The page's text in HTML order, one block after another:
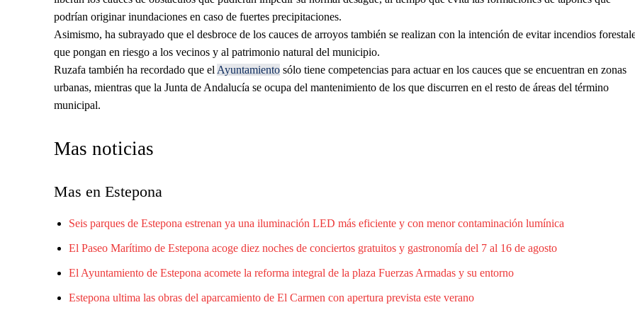
podrían originar inundaciones en caso de fuertes precipitaciones.
Asimismo, ha subrayado que el desbroce de los cauces de arroyos también se realizan con la intención de evitar incendios
que pongan en riesgo a los vecinos y al patrimonio natural del municipio.
Ruzafa también ha recordado que el Ayuntamiento sólo tiene competencias para actuar en los cauces que se encuentran en zonas
urbanas, mientras que la Junta de Andalucía se ocupa del mantenimiento de los que discurren en el resto de áreas del término
municipal.
Mas noticias
Mas en Estepona
Seis parques de Estepona estrenan ya una iluminación LED más eficiente y con menor contaminación lumínica
El Paseo Marítimo de Estepona acoge diez noches de conciertos gratuitos y gastronomía del 7 al 16 de agosto
El Ayuntamiento de Estepona acomete la reforma integral de la plaza Fuerzas Armadas y su entorno
Estepona ultima las obras del aparcamiento de El Carmen con apertura prevista este verano